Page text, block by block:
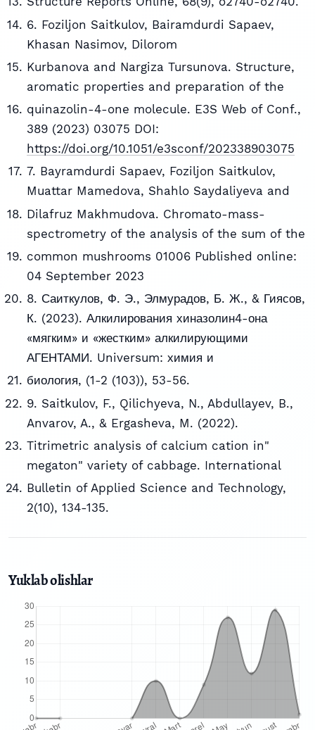
6. Foziljon Saitkulov, Bairamdurdi Sapaev,
Khasan Nasimov, Dilorom
Kurbanova and Nargiza Tursunova. Structure,
aromatic properties and preparation of the
quinazolin-4-one molecule. E3S Web of Conf.,
389 (2023) 03075 DOI:
https://doi.org/10.1051/e3sconf/202338903075
7. Bayramdurdi Sapaev, Foziljon Saitkulov,
Muattar Mamedova, Shahlo Saydaliyeva and
Dilafruz Makhmudova. Chromato-mass-
spectrometry of the analysis of the sum of the
common mushrooms 01006 Published online:
04 September 2023
8. Саиткулов, Ф. Э., Элмурадов, Б. Ж., & Гиясов,
К. (2023). Алкилирования хиназолин4-она
«мягким» и «жестким» алкилирующими
АГЕНТАМИ. Universum: химия и
биология, (1-2 (103)), 53-56.
9. Saitkulov, F., Qilichyeva, N., Abdullayev, B.,
Anvarov, A., & Ergasheva, M. (2022).
Titrimetric analysis of calcium cation in"
megaton" variety of cabbage. International
Bulletin of Applied Science and Technology,
2(10), 134-135.
Yuklab olishlar